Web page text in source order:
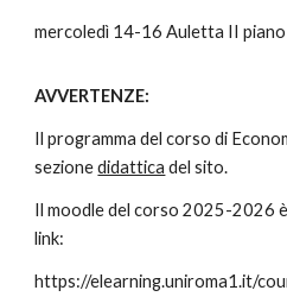
mercoledì 14-16 Auletta II piano
AVVERTENZE:
Il programma del corso di
sezionedidattica del sito.
Il moodle del corso 2025-2026
link:
https://elearning.uniroma1.it/